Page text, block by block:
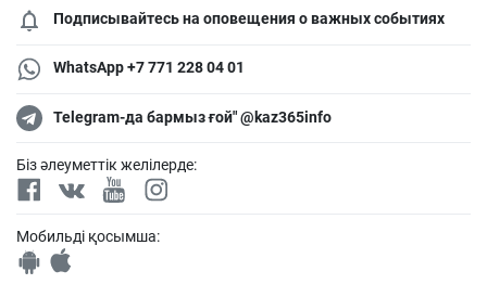
Подписывайтесь на оповещения о важных событиях
WhatsApp +7 771 228 04 01
Telegram-да бармыз ғой" @kaz365info
Біз әлеуметтік желілерде:
Мобильді қосымша: